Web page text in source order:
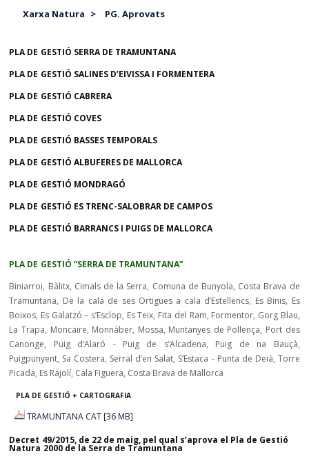
Xarxa Natura > PG. Aprovats
PLA DE GESTIÓ SERRA DE TRAMUNTANA
PLA DE GESTIÓ SALINES D’EIVISSA I FORMENTERA
PLA DE GESTIÓ CABRERA
PLA DE GESTIÓ COVES
PLA DE GESTIÓ BASSES TEMPORALS
PLA DE GESTIÓ ALBUFERES DE MALLORCA
PLA DE GESTIÓ MONDRAGÓ
PLA DE GESTIÓ ES TRENC-SALOBRAR DE CAMPOS
PLA DE GESTIÓ BARRANCS I PUIGS DE MALLORCA
PLA DE GESTIÓ “SERRA DE TRAMUNTANA”
Biniarroi, Bàlitx, Cimals de la Serra, Comuna de Bunyola, Costa Brava de
Tramuntana, De la cala de ses Ortigues a cala d’Estellencs, Es Binis, Es
Boixos, Es Galatzó – s’Esclop, Es Teix, Fita del Ram, Formentor, Gorg Blau,
La Trapa, Moncaire, Monnàber, Mossa, Muntanyes de Pollença, Port des
Canonge, Puig d’Alaró - Puig de s’Alcadena, Puig de na Bauçà,
Puigpunyent, Sa Costera, Serral d’en Salat, S’Estaca - Punta de Deià, Torre
Picada, Es Rajolí, Cala Figuera, Costa Brava de Mallorca
PLA DE GESTIÓ + CARTOGRAFIA
TRAMUNTANA CAT [36 MB]
Decret 49/2015, de 22 de maig, pel qual s’aprova el Pla de Gestió
Natura 2000 de la Serra de Tramuntana